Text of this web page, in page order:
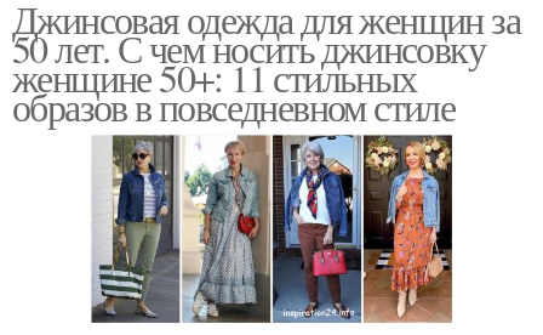
Джинсовая одежда для женщин за
50 лет. С чем носить джинсовку
женщине 50+: 11 стильных
образов в повседневном стиле